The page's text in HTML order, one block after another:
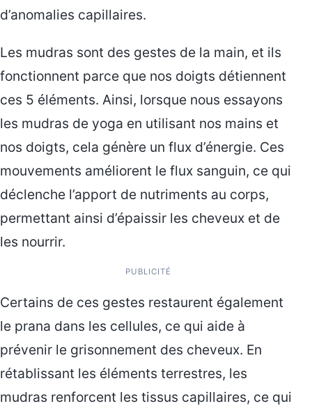
d’anomalies capillaires.
Les mudras sont des gestes de la main, et ils
fonctionnent parce que nos doigts détiennent
ces 5 éléments. Ainsi, lorsque nous essayons
les mudras de yoga en utilisant nos mains et
nos doigts, cela génère un flux d’énergie. Ces
mouvements améliorent le flux sanguin, ce qui
déclenche l’apport de nutriments au corps,
permettant ainsi d’épaissir les cheveux et de
les nourrir.
PUBLICITÉ
Certains de ces gestes restaurent également
le prana dans les cellules, ce qui aide à
prévenir le grisonnement des cheveux. En
rétablissant les éléments terrestres, les
mudras renforcent les tissus capillaires, ce qui